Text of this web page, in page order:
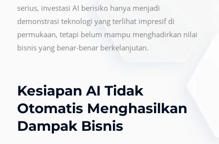
serius, investasi AI berisiko hanya menjadi
demonstrasi teknologi yang terlihat impresif di
permukaan, tetapi belum mampu menghadirkan nilai
bisnis yang benar-benar berkelanjutan.
Kesiapan AI Tidak
Otomatis Menghasilkan
Dampak Bisnis